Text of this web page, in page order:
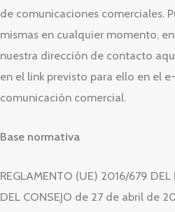
de comunicaciones comerciales.
mismas en cualquier momento,
nuestra dirección de contacto
en el link previsto para ello en el
comunicación comercial.
Base normativa
REGLAMENTO (UE) 2016/679 DEL
DEL CONSEJO de 27 de abril de